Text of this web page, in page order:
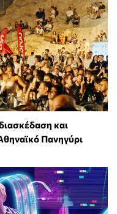
και
Πανηγύρι